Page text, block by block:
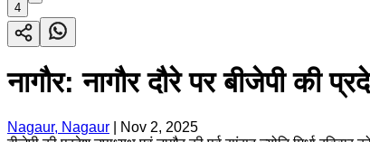
4
नागौर: नागौर दौरे पर बीजेपी की
Nagaur, Nagaur
Nov 2, 2025